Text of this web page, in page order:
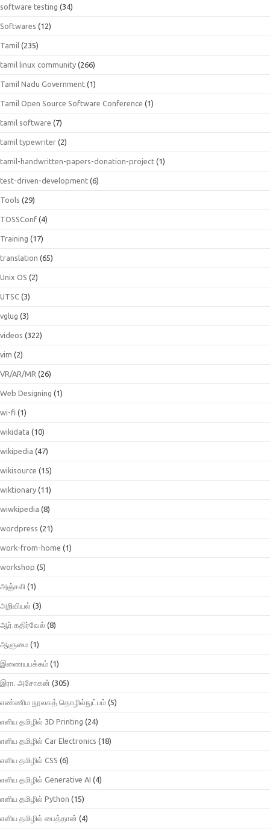
software testing (34)
Softwares (12)
Tamil (235)
tamil linux community (266)
Tamil Nadu Government (1)
Tamil Open Source Software Conference (1)
tamil software (7)
tamil typewriter (2)
tamil-handwritten-papers-donation-project (1)
test-driven-development (6)
Tools (29)
TOSSConf (4)
Training (17)
translation (65)
Unix OS (2)
UTSC (3)
vglug (3)
videos (322)
vim (2)
VR/AR/MR (26)
Web Designing (1)
wi-fi (1)
wikidata (10)
wikipedia (47)
wikisource (15)
wiktionary (11)
wiwkipedia (8)
wordpress (21)
work-from-home (1)
workshop (5)
அஞ்சலி (1)
அறிவியல் (3)
ஆர்.கதிர்வேல் (8)
ஆளுமை (1)
இணையபக்கம் (1)
இரா. அசோகன் (305)
எண்ணிம நூலகத் தொழில்நுட்பம் (5)
எளிய தமிழில் 3D Printing (24)
எளிய தமிழில் Car Electronics (18)
எளிய தமிழில் CSS (6)
எளிய தமிழில் Generative AI (4)
எளிய தமிழில் Python (15)
எளிய தமிழில் பைத்தான் (4)